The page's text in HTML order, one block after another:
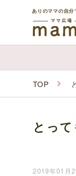
ありのママの自
TOP
とっ
2019年01月